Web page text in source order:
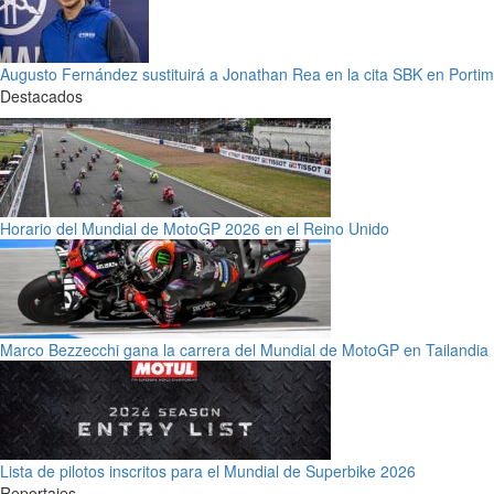
Augusto Fernández sustituirá a Jonathan Rea en la cita SBK en
Destacados
Horario del Mundial de MotoGP 2026 en el Reino Unido
Marco Bezzecchi gana la carrera del Mundial de MotoGP en Tailandia
Lista de pilotos inscritos para el Mundial de Superbike 2026